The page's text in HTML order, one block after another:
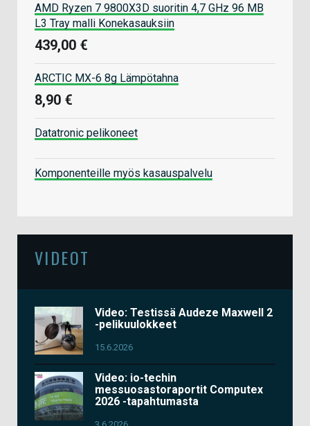
AMD Ryzen 7 9800X3D suoritin 4,7 GHz 96 MB
L3 Tray malli Konekasauksiin
439,00 €
ARCTIC MX-6 8g Lämpötahna
8,90 €
Datatronic pelikoneet
Komponenteille myös kasauspalvelu
VIDEOT
Video: Testissä Audeze Maxwell 2
-pelikuulokkeet
15.6.2026
Video: io-techin
messuosastoraportit Computex
2026 -tapahtumasta